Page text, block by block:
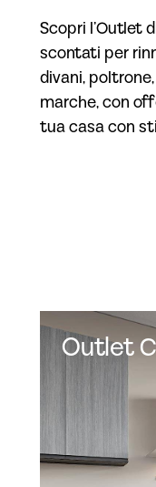
Scopri l’Outlet
scontati per
divani,
marche, con
tua casa con
Outlet